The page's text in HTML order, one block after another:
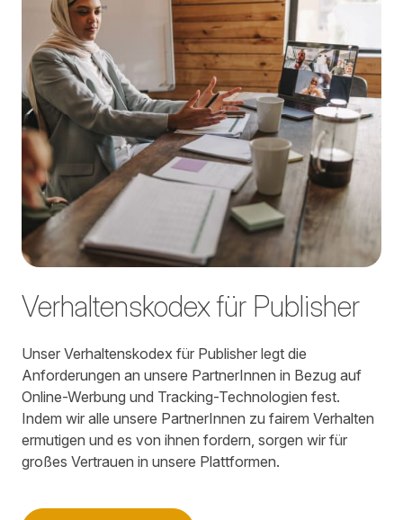
Verhaltenskodex für Publisher
Unser Verhaltenskodex für Publisher legt die
Anforderungen an unsere PartnerInnen in Bezug auf
Online-Werbung und Tracking-Technologien fest.
Indem wir alle unsere PartnerInnen zu fairem Verhalten
ermutigen und es von ihnen fordern, sorgen wir für
großes Vertrauen in unsere Plattformen.